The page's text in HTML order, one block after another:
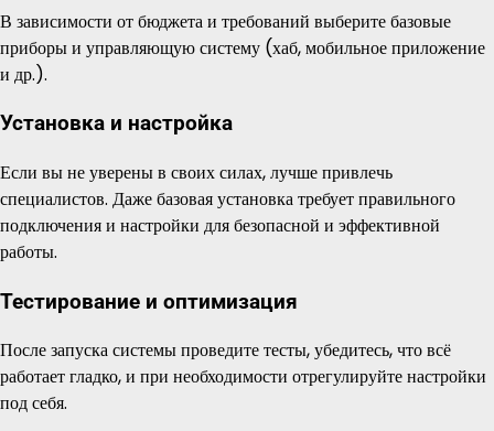
В зависимости от бюджета и требований выберите базовые
приборы и управляющую систему (хаб, мобильное приложение
и др.).
Установка и настройка
Если вы не уверены в своих силах, лучше привлечь
специалистов. Даже базовая установка требует правильного
подключения и настройки для безопасной и эффективной
работы.
Тестирование и оптимизация
После запуска системы проведите тесты, убедитесь, что всё
работает гладко, и при необходимости отрегулируйте настройки
под себя.